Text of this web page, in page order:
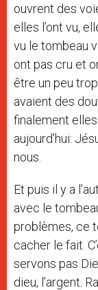
ouvrent des
elles l’ont vu,
vu le tombeau
ont pas cru et
être un peu
avaient des
finalement
aujourd’hui:
nous.
Et puis il y a
avec le
problèmes, ce
cacher le fait.
servons pas
dieu, l’argent.